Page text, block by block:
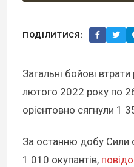
ПОДІЛИТИСЯ:
Загальні бойові
лютого 2022 року по
орієнтовно сягнули 1
За останню добу Сили
1 010 окупантів,